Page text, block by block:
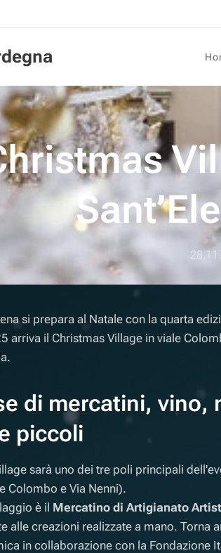
si prepara al Natale con la quarta
arriva il Christmas Village in viale
di mercatini, vino,
piccoli
sarà uno dei tre poli principali
Colombo e Via Nenni).
è il Mercatino di Artigianato
alle creazioni realizzate a mano. Torna
in collaborazione con la Fondazione